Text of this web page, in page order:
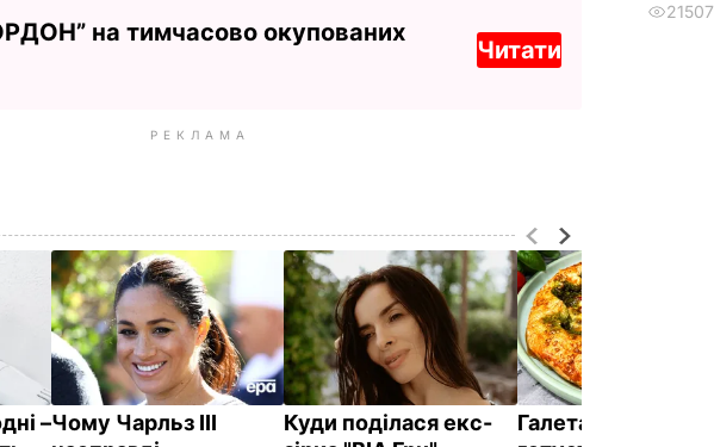
на тимчасово окупованих
Читати
РЕКЛАМА
–Чому Чарльз III
Куди поділася екс-
Галета з томатами
21507